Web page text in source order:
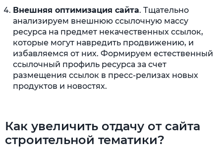
Внешняя оптимизация сайта. Тщательно
анализируем внешнюю ссылочную массу
ресурса на предмет некачественных ссылок,
которые могут навредить продвижению, и
избавляемся от них. Формируем естественный
ссылочный профиль ресурса за счет
размещения ссылок в пресс-релизах новых
продуктов и новостях.
Как увеличить отдачу от сайта
строительной тематики?